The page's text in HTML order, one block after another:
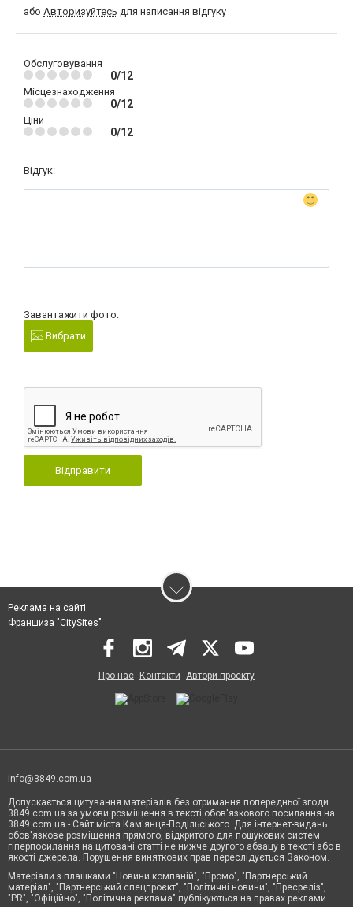
або Авторизуйтесь для написання відгуку
Обслуговування
0/12
Місцезнаходження
0/12
Ціни
0/12
Відгук:
Завантажити фото:
Вибрати
Відправити
Реклама на сайті
Франшиза "CitySites"
Про нас Контакти Автори проєкту
info@3849.com.ua
Допускається цитування матеріалів без отримання попередньої згоди
3849.com.ua за умови розміщення в тексті обов'язкового посилання на
3849.com.ua - Сайт міста Кам'янця-Подільського. Для інтернет-видань
обов'язкове розміщення прямого, відкритого для пошукових систем
гіперпосилання на цитовані статті не нижче другого абзацу в тексті або в
якості джерела. Порушення виняткових прав переслідується Законом.
Матеріали з плашками "Новини компаній", "Промо", "Партнерський
матеріал", "Партнерський спецпроєкт", "Політичні новини", "Пресреліз",
"PR", "Офіційно", "Політична реклама" публікуються на правах реклами.